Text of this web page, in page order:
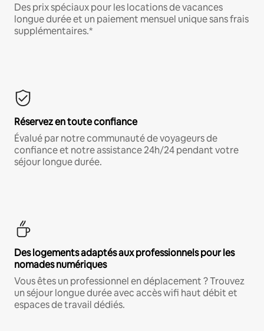
Des prix spéciaux pour les locations de vacances
longue durée et un paiement mensuel unique sans frais
supplémentaires.*
Réservez en toute confiance
Évalué par notre communauté de voyageurs de
confiance et notre assistance 24h/24 pendant votre
séjour longue durée.
Des logements adaptés aux professionnels pour les
nomades numériques
Vous êtes un professionnel en déplacement ? Trouvez
un séjour longue durée avec accès wifi haut débit et
espaces de travail dédiés.